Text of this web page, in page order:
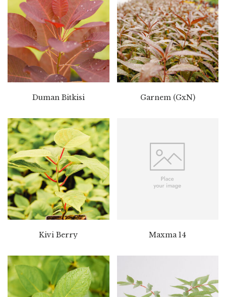
Duman Bitkisi Garnem (GxN)
Kivi Berry Maxma 14